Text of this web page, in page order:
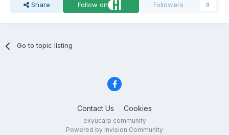
Share Follow on Followers 0
Go to topic listing
Contact Us Cookies
exyucarp community
Powered by Invision Community